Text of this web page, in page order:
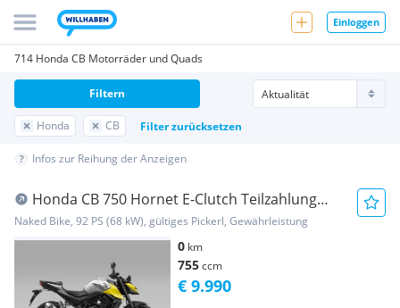
Einloggen
714 Honda CB Motorräder und Quads
Honda CB Filter zurücksetzen
Filtern
Infos zur Reihung der Anzeigen
Honda CB 750 Hornet E-Clutch Teilzahlung
€99,- Modell ...
Naked Bike, 92 PS (68 kW), gültiges Pickerl, Gewährleistung
0 km
755ccm
€ 9.990